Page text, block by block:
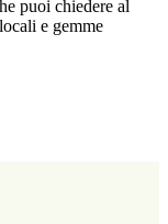
puoi chiedere al
e gemme